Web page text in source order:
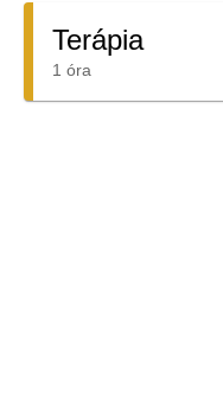
Terápia
1 óra